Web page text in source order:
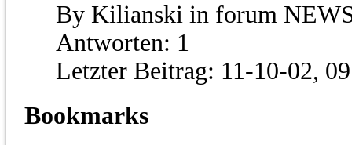
By Kilianski in forum
Antworten: 1
Letzter Beitrag: 11-10-02,
Bookmarks